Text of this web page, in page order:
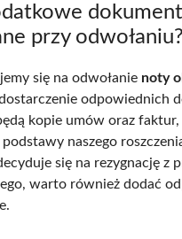
przy odwołaniu?
się na odwołanie noty
odpowiednich
kopie umów oraz
naszego
się na rezygnację z
warto również dodać